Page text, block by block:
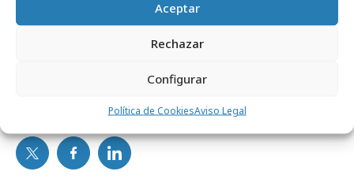
Aceptar
Rechazar
Configurar
Política de CookiesAviso Legal